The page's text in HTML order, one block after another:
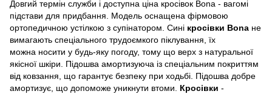
Довгий термін служби і доступна ціна кросівок Bona - вагомі
підстави для придбання. Модель оснащена фірмовою
ортопедичною устілкою з супінатором. Сині кросівки Bona не
вимагають спеціального трудоємкого піклування, їх
можна носити у будь-яку погоду, тому що верх з натуральної
якісної шкіри. Підошва амортизуюча із спеціальним покриттям
від ковзання, що гарантує безпеку при ходьбі. Підошва добре
амортизує, що допоможе уникнути втоми. Кросівки -